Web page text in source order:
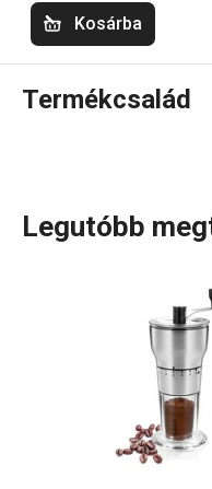
Kosárba
Termékcsalád
konyhai
széles
mind a hagyományos,
Ezt a termékcsaládot
rozsdamentes vagy
műanyag
kiváló minőségű
Legutóbb